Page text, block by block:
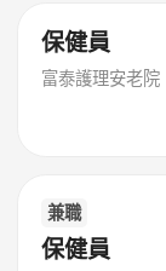
保健員
富泰護理安老院
兼職
保健員